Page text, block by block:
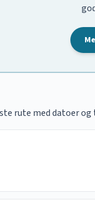
rute med datoer og